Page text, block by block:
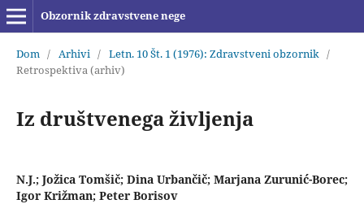
Obzornik zdravstvene nege
Dom / Arhivi / Letn. 10 Št. 1 (1976): Zdravstveni obzornik /
Retrospektiva (arhiv)
Iz društvenega življenja
N.J.; Jožica Tomšič; Dina Urbančič; Marjana Zurunić-Borec;
Igor Križman; Peter Borisov